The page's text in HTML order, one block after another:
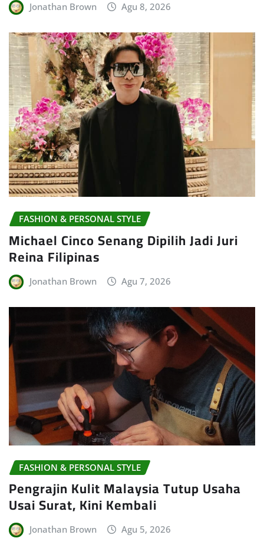
Jonathan Brown Agu 8, 2026
FASHION & PERSONAL STYLE
Michael Cinco Senang Dipilih Jadi Juri
Reina Filipinas
Jonathan Brown Agu 7, 2026
FASHION & PERSONAL STYLE
Pengrajin Kulit Malaysia Tutup Usaha
Usai Surat, Kini Kembali
Jonathan Brown Agu 5, 2026